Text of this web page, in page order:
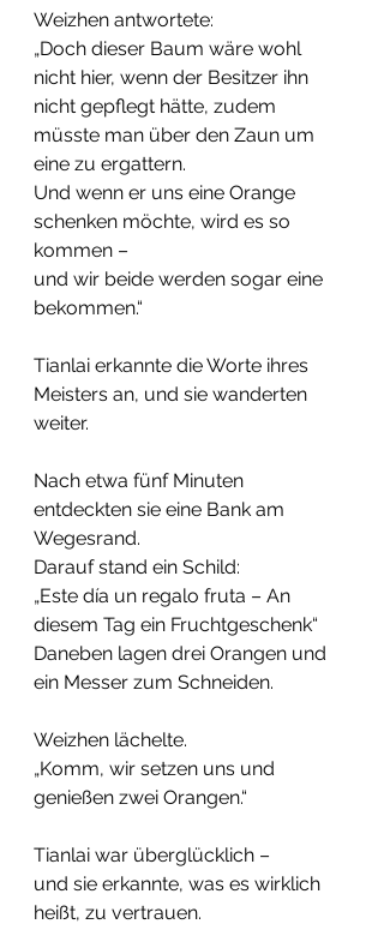
Weizhen antwortete:
„Doch dieser Baum wäre wohl
nicht hier, wenn der Besitzer ihn
nicht gepflegt hätte, zudem
müsste man über den Zaun um
eine zu ergattern.
Und wenn er uns eine Orange
schenken möchte, wird es so
kommen –
und wir beide werden sogar eine
bekommen.“
Tianlai erkannte die Worte ihres
Meisters an, und sie wanderten
weiter.
Nach etwa fünf Minuten
entdeckten sie eine Bank am
Wegesrand.
Darauf stand ein Schild:
„Este día un regalo fruta – An
diesem Tag ein Fruchtgeschenk“
Daneben lagen drei Orangen und
ein Messer zum Schneiden.
Weizhen lächelte.
„Komm, wir setzen uns und
genießen zwei Orangen.“
Tianlai war überglücklich –
und sie erkannte, was es wirklich
heißt, zu vertrauen.